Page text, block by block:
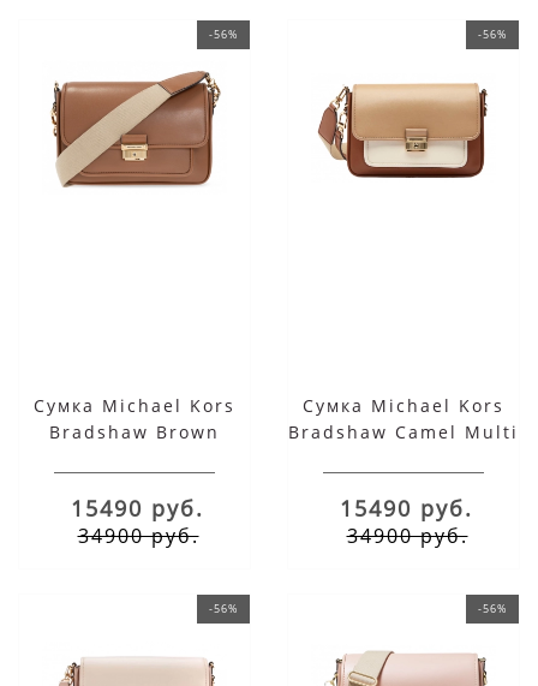
-56%
Сумка Michael Kors
Bradshaw Brown
15490 руб.
34900 руб.
-56%
Сумка Michael Kors
Bradshaw Camel Multi
15490 руб.
34900 руб.
-56% -56%